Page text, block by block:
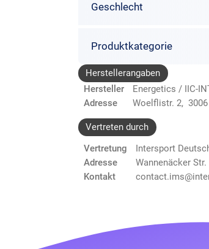
Geschlecht
Produktkategorie
Herstellerangaben
Hersteller
Energetics / IIC-
Adresse
Woelflistr. 2,
Vertreten durch
Vertretung
Intersport
Adresse
Wannenäcker
Kontakt